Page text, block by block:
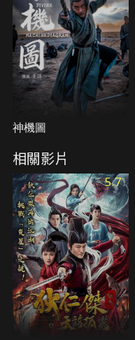
神機圖
相關影片
5.7